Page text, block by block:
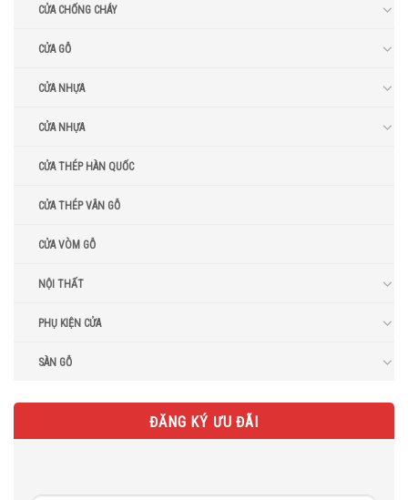
CỬA CHỐNG CHÁY
CỬA GỖ
CỬA NHỰA
CỬA NHỰA
CỬA THÉP HÀN QUỐC
CỬA THÉP VÂN GỖ
CỬA VÒM GỖ
NỘI THẤT
PHỤ KIỆN CỬA
SÀN GỖ
ĐĂNG KÝ ƯU ĐÃI